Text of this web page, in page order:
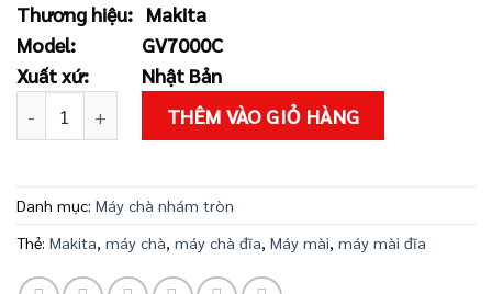
là:
48.500.002 ₫.
4.759.000
Thương hiệu: Makita
Model: GV7000C
Xuất xứ: Nhật Bản
Máy chà nhám đĩa Makita GV7000C số lượng
THÊM VÀO GIỎ HÀNG
Danh mục: Máy chà nhám tròn
Thẻ: Makita, máy chà, máy chà đĩa, Máy mài, máy mài đĩa